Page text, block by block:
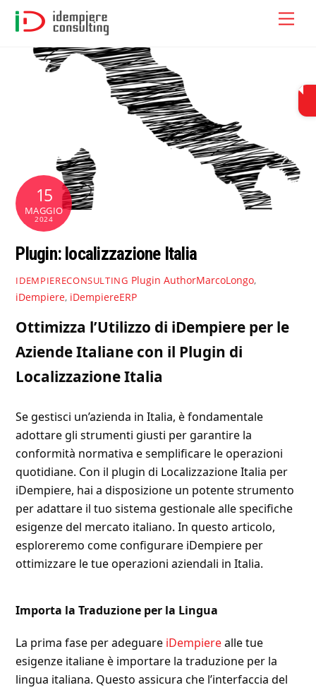
Skip
content
15
MAGGIO
2024
Plugin: localizzazione Italia
IDEMPIERECONSULTING Plugin AuthorMarcoLongo,
iDempiere, iDempiereERP
Ottimizza l’Utilizzo di iDempiere per le
Aziende Italiane con il Plugin di
Localizzazione Italia
Se gestisci un’azienda in Italia, è fondamentale
adottare gli strumenti giusti per garantire la
conformità normativa e semplificare le operazioni
quotidiane. Con il plugin di Localizzazione Italia per
iDempiere, hai a disposizione un potente strumento
per adattare il tuo sistema gestionale alle specifiche
esigenze del mercato italiano. In questo articolo,
esploreremo come configurare iDempiere per
ottimizzare le tue operazioni aziendali in Italia.
Importa la Traduzione per la Lingua
La prima fase per adeguare iDempierealle tue
esigenze italiane è importare la traduzione per la
lingua italiana. Questo assicura che l’interfaccia del